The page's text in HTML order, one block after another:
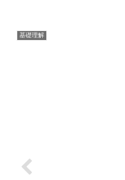
基礎理解